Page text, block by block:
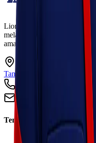
Lionel Express adalah
melayani pengiriman barang
aman, dan harga kompetitif.
Ruko Garden Square
Tangerang, Banten 15124
+62 813 8838 8182
info@lionelexpress.com
Tentang Kami